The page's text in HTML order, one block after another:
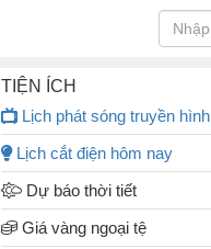
TIỆN ÍCH
Lịch phát sóng truyền hình
Lịch cắt điện hôm nay
Dự báo thời tiết
Giá vàng ngoại tệ